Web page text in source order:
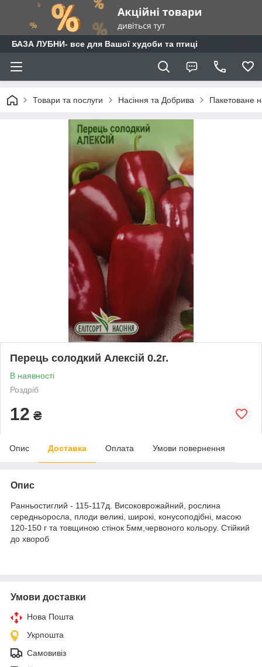
БАЗА ЛУБНИ- все для Вашої худоби та птиці
Товари та послуги Насіння та Добрива Пакетоване
Перець солодкий Алексій 0.2г.
В наявності
Роздріб
12 ₴
Опис Доставка Оплата Умови повернення
Опис
Ранньостиглий - 115-117д. Високоврожайний, рослина
середньоросла, плоди великі, широкі, конусоподібні, масою
120-150 г та товщиною стінок 5мм,червоного кольору. Стійкий
до хвороб
Умови доставки
Нова Пошта
Укрпошта
Самовивіз